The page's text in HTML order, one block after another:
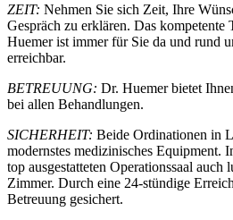
ZEIT: Nehmen Sie sich Zeit, Ihre
Gespräch zu erklären. Das kompetente
Huemer ist immer für Sie da und rund
erreichbar.
BETREUUNG: Dr. Huemer bietet
bei allen Behandlungen.
SICHERHEIT: Beide Ordinationen in
modernstes medizinisches Equipment.
top ausgestatteten Operationssaal auch
Zimmer. Durch eine 24-stündige
Betreuung gesichert.